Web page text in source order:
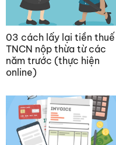
03 cách lấy lại tiền thuế
TNCN nộp thừa từ các
năm trước (thực hiện
online)